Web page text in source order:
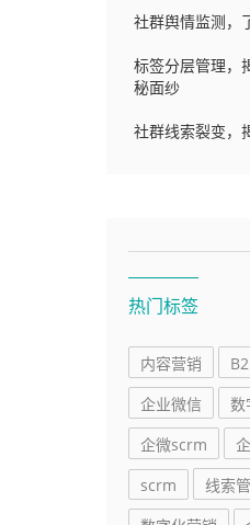
社群舆情监测，
标签分层管理，
秘面纱
社群线索裂变，
热门标签
内容营销
企业微信
数
企微scrm
scrm
线索